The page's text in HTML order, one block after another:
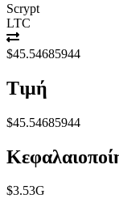
Scrypt
LTC
$45.54685944
Τιμή
$45.54685944
$3.53G